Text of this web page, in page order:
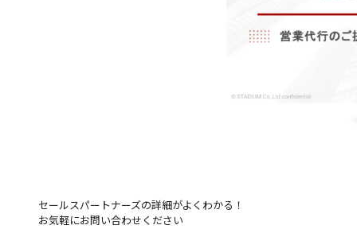
セールスパートナーズの詳細がよくわかる！
お気軽にお問い合わせください